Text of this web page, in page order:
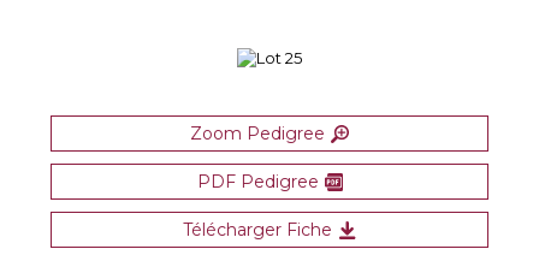
Zoom Pedigree
PDF Pedigree
Télécharger Fiche